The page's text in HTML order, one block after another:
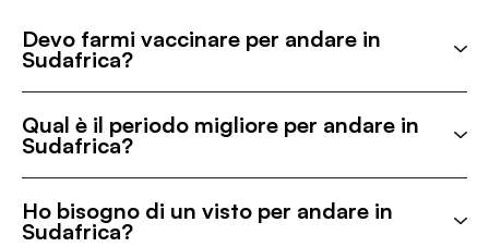
Devo farmi vaccinare per andare in
Sudafrica?
Qual è il periodo migliore per andare in
Sudafrica?
Ho bisogno di un visto per andare in
Sudafrica?